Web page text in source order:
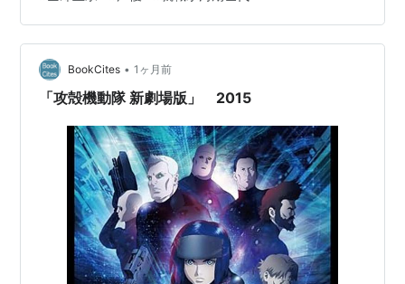
た結果、名作のはずなのによくない印象がつきまとって
しまう」という現象を起こした挙句、あくまで・あくま
で個人的にケチを付けられてしまっているのだが、上手
く伝えるための説明がややこしいので、これ以上は割愛
する…
BookCites • 1ヶ月前
「攻殻機動隊 新劇場版」 2015